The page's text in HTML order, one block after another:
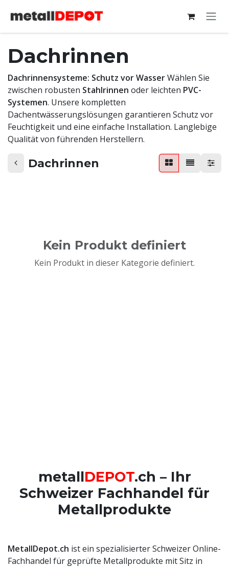
Dachrinnen
Dachrinnensysteme: Schutz vor WasserWählen Sie
zwischen robusten Stahlrinnen oder leichten PVC-
Systemen. Unsere kompletten
Dachentwässerungslösungen garantieren Schutz vor
Feuchtigkeit und eine einfache Installation. Langlebige
Qualität von führenden Herstellern.
Dachrinnen
Kein Produkt definiert
Kein Produkt in dieser Kategorie definiert.
metallDEPOT.ch – Ihr
Schweizer Fachhandel für
Metallprodukte
MetallDepot.ch ist ein spezialisierter Schweizer Online-
Fachhandel für geprüfte Metallprodukte mit Sitz in